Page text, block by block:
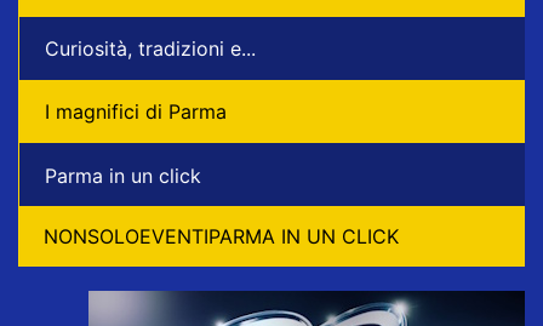
Curiosità, tradizioni e...
I magnifici di Parma
Parma in un click
NONSOLOEVENTIPARMA IN UN CLICK